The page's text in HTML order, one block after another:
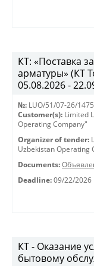
КТ: «Поставка
арматуры» (КТ
05.08.2026 -
№: LUO/51/07-26/1475
Customer(s): Limited
Operating Company"
Organizer of tender:
Uzbekistan Operating
Documents:
Deadline: 09/22/2026
КТ - Оказание
бытовому